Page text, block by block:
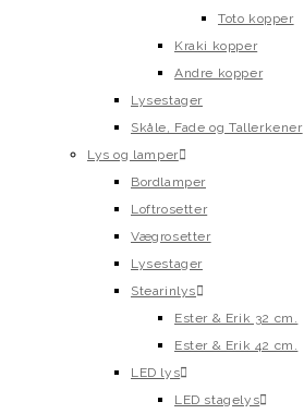
Toto kopper
Kraki kopper
Andre kopper
Lysestager
Skåle, Fade og Tallerkener
Lys og lamper
Bordlamper
Loftrosetter
Vægrosetter
Lysestager
Stearinlys
Ester & Erik 32 cm.
Ester & Erik 42 cm.
LED lys
LED stagelys